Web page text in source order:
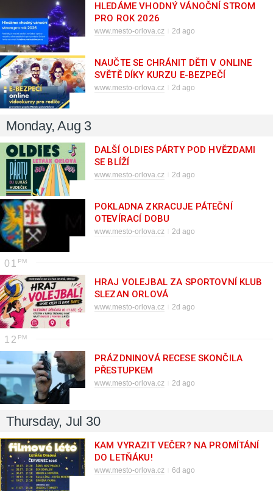
HLEDÁME VHODNÝ VÁNOČNÍ STROM
PRO ROK 2026
www.mesto-orlova.cz 2d ago
NAUČTE SE CHRÁNIT DĚTI V ONLINE
SVĚTĚ DÍKY KURZU E-BEZPEČÍ
www.mesto-orlova.cz 2d ago
Monday, Aug 3
DALŠÍ OLDIES PÁRTY POD HVĚZDAMI
SE BLÍŽÍ
www.mesto-orlova.cz 2d ago
POKLADNA ZKRACUJE PÁTEČNÍ
OTEVÍRACÍ DOBU
www.mesto-orlova.cz 2d ago
01
HRAJ VOLEJBAL ZA SPORTOVNÍ KLUB
SLEZAN ORLOVÁ
www.mesto-orlova.cz 2d ago
12
PRÁZDNINOVÁ RECESE SKONČILA
PŘESTUPKEM
www.mesto-orlova.cz 2d ago
Thursday, Jul 30
KAM VYRAZIT VEČER? NA PROMÍTÁNÍ
DO LETŇÁKU!
www.mesto-orlova.cz 6d ago